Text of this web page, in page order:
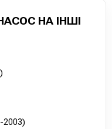
НА ІНШІ
2003)